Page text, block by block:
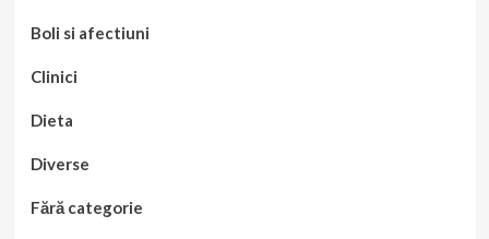
Boli si afectiuni
Clinici
Dieta
Diverse
Fără categorie